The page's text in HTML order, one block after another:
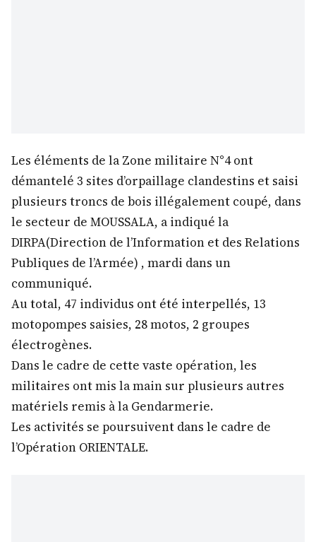
Les éléments de la Zone militaire N°4 ont
démantelé 3 sites d’orpaillage clandestins et saisi
plusieurs troncs de bois illégalement coupé, dans
le secteur de MOUSSALA, a indiqué la
DIRPA(Direction de l’Information et des Relations
Publiques de l’Armée) , mardi dans un
communiqué.
Au total, 47 individus ont été interpellés, 13
motopompes saisies, 28 motos, 2 groupes
électrogènes.
Dans le cadre de cette vaste opération, les
militaires ont mis la main sur plusieurs autres
matériels remis à la Gendarmerie.
Les activités se poursuivent dans le cadre de
l’Opération ORIENTALE.